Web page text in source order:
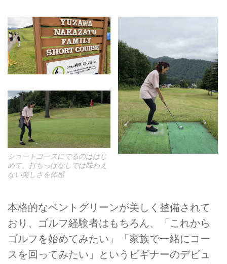
ショートコースにでるのははじ
めて。打ちっぱなしでは味わえ
ない楽しさを体感
本格的なベントグリーンが美しく整備されて
おり、ゴルフ経験者はもちろん、「これから
ゴルフを始めてみたい」「家族で一緒にコー
スを回ってみたい」というビギナーのデビュ